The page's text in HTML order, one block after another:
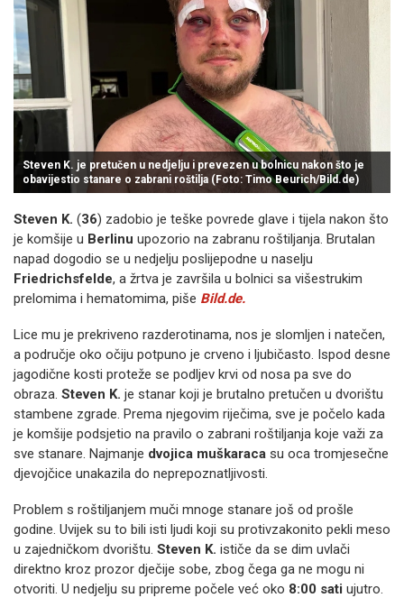
Steven K. je pretučen u nedjelju i prevezen u bolnicu nakon što je
obavijestio stanare o zabrani roštilja (Foto: Timo Beurich/Bild.de)
Steven K. (36) zadobio je teške povrede glave i tijela nakon što
je komšije u Berlinu upozorio na zabranu roštiljanja. Brutalan
napad dogodio se u nedjelju poslijepodne u naselju
Friedrichsfelde, a žrtva je završila u bolnici sa višestrukim
prelomima i hematomima, piše Bild.de.
Lice mu je prekriveno razderotinama, nos je slomljen i natečen,
a područje oko očiju potpuno je crveno i ljubičasto. Ispod desne
jagodične kosti proteže se podljev krvi od nosa pa sve do
obraza. Steven K. je stanar koji je brutalno pretučen u dvorištu
stambene zgrade. Prema njegovim riječima, sve je počelo kada
je komšije podsjetio na pravilo o zabrani roštiljanja koje važi za
sve stanare. Najmanje dvojica muškaraca su oca tromjesečne
djevojčice unakazila do neprepoznatljivosti.
Problem s roštiljanjem muči mnoge stanare još od prošle
godine. Uvijek su to bili isti ljudi koji su protivzakonito pekli meso
u zajedničkom dvorištu. Steven K. ističe da se dim uvlači
direktno kroz prozor dječije sobe, zbog čega ga ne mogu ni
otvoriti. U nedjelju su pripreme počele već oko 8:00 sati ujutro.